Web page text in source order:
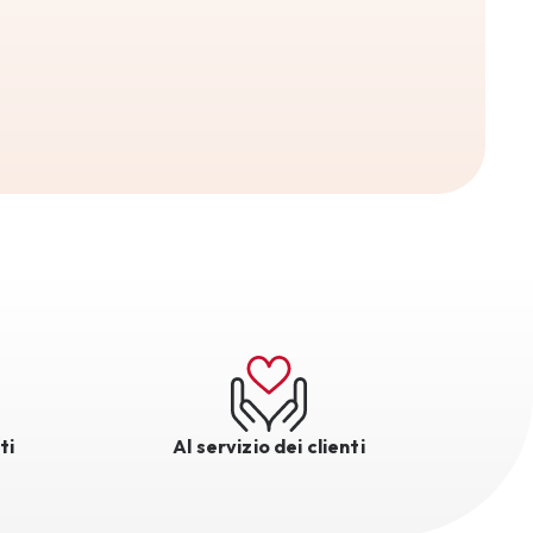
Al servizio dei clienti